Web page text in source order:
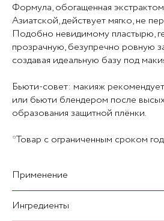
Формула, обогащенная
Азиатской, действует мягко, не
Подобно невидимому пластырю,
прозрачную, безупречно ровную
создавая идеальную базу под
Бьюти-совет: макияж
или бьюти блендером после
образования защитной плёнки.
*Товар с ограниченным сроком
Применение
Наберите небольшое количество
Ингредиенты